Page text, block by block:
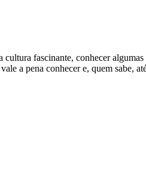
fascinante, conhecer algumas
a pena conhecer e, quem sabe,